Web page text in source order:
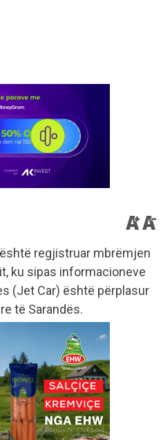
regjistruar mbrëmjen
ku sipas informacioneve
(Jet Car) është përplasur
të Sarandës.